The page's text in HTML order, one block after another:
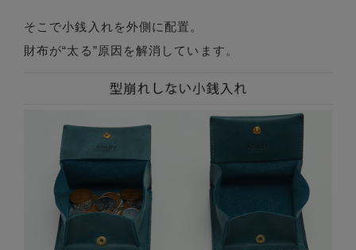
そこで小銭入れを外側に配置。
財布が“太る”原因を解消しています。